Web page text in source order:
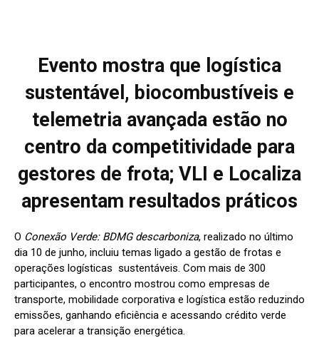
Evento mostra que logística
sustentável, biocombustíveis e
telemetria avançada estão no
centro da competitividade para
gestores de frota; VLI e Localiza
apresentam resultados práticos
O Conexão Verde: BDMG descarboniza, realizado no último
dia 10 de junho, incluiu temas ligado a gestão de frotas e
operações logísticas sustentáveis. Com mais de 300
participantes, o encontro mostrou como empresas de
transporte, mobilidade corporativa e logística estão reduzindo
emissões, ganhando eficiência e acessando crédito verde
para acelerar a transição energética.